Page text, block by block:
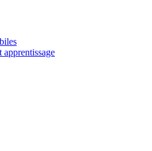
apprentissage